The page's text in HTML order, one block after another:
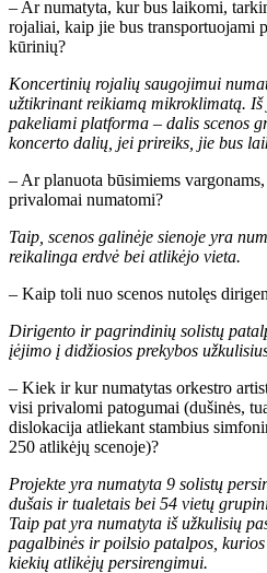
– Ar numatyta, kur bus laikomi,
rojaliai, kaip jie bus transportuojami
kūrinių?
Koncertinių rojalių saugojimui
užtikrinant reikiamą mikroklimatą. Iš
pakeliami platforma – dalis scenos
koncerto dalių, jei prireiks, jie bus
– Ar planuota būsimiems
privalomai numatomi?
Taip, scenos galinėje sienoje yra
reikalinga erdvė bei atlikėjo vieta.
– Kaip toli nuo scenos nutolęs
Dirigento ir pagrindinių solistų
įėjimo į didžiosios prekybos
– Kiek ir kur numatytas orkestro
visi privalomi patogumai (dušinės,
dislokacija atliekant stambius
250 atlikėjų scenoje)?
Projekte yra numatyta 9 solistų
dušais ir tualetais bei 54 vietų
Taip pat yra numatyta iš užkulisių
pagalbinės ir poilsio patalpos,
kiekių atlikėjų persirengimui.